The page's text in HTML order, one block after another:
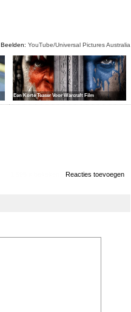
Beelden: YouTube/Universal Pictures Australia
Een Korte Teaser Voor Warcraft Film
Reacties toevoegen